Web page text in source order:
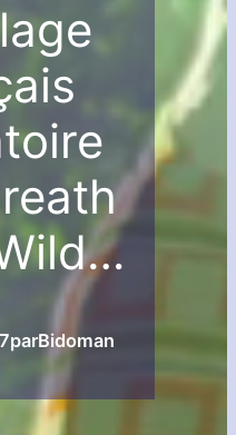
parBidoman